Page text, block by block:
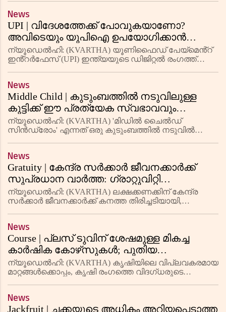
തന്നെ
News
UPI | വിദേശത്തേക്ക് പോവുകയാണോ?
അവിടെയും യുപിഐ ഉപയോഗിക്കാൻ
യാത്രയ്ക്ക് മുമ്പ് ഈ കാര്യങ്ങൾ
ചെയ്തിരിക്കണം
ന്യൂഡെൽഹി: (KVARTHA) യൂണിഫൈഡ് പേയ്‌മെൻ്റ്
ഇൻ്റർഫേസ് (UPI) ഇന്ത്യയുടെ ഡിജിറ്റൽ രംഗത്ത്
ഇടപാടുകൾ വേഗത്തിലും സൗകര്
News
Middle Child | കുടുംബത്തിൽ നടുവിലുള്ള
കുട്ടിക്ക് ഈ പ്രത്യേക സ്വഭാവവും
പെരുമാറ്റങ്ങളുമുണ്ടാകാം; ശ്രദ്ധിക്കേണ്ട
കാര്യങ്ങൾ
ന്യൂഡെൽഹി: (KVARTHA) 'മിഡിൽ ചൈൽഡ്
സിൻഡ്രോം' എന്നത് ഒരു കുടുംബത്തിൽ നടുവിൽ
ഒരു സാധാരണ സൈക്കോളജിക്കൽ ആശയമാണ്. ഈ
സി
News
Gratuity | കേന്ദ്ര സർക്കാർ ജീവനക്കാർക്ക്
സുപ്രധാന വാർത്ത: ഗ്രാറ്റുവിറ്റി
സംബന്ധിച്ച് ഞെട്ടിക്കുന്ന തീരുമാനവുമായി
ഇപിഎഫ്ഒ
ന്യൂഡെൽഹി: (KVARTHA) ലക്ഷക്കണക്കിന് കേന്ദ്ര
സർക്കാർ ജീവനക്കാർക്ക് കനത്ത തിരിച്ചടിയായി,
മുൻ വിജ്ഞാപനം എംപ്ല
News
Course | പ്ലസ് ടുവിന് ശേഷമുള്ള മികച്ച
കാർഷിക കോഴ്‌സുകൾ; പുതിയ
സാങ്കേതികവിദ്യകൾ അനന്ത സാധ്യതകൾ
തുറന്നു
ന്യൂഡെല്‍ഹി: (KVARTHA) കൃഷിയിലെ വിപ്ലവകരമായ
മാറ്റങ്ങൾക്കൊപ്പം, കൃഷി രംഗത്തെ വിദഗ്ധരുടെ
തൊഴിലവസരങ്ങൾ ലഭ്യമാണ്. കാലഘട
News
Jackfruit | ചക്കയുടെ അധികം അറിയപ്പെടാത്ത